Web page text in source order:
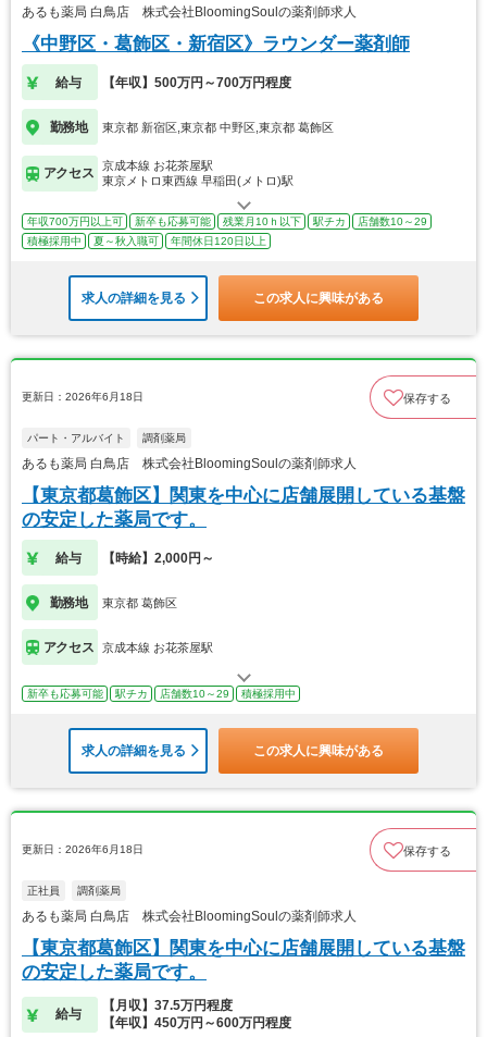
あるも薬局 白鳥店 株式会社BloomingSoulの薬剤師求人
《中野区・葛飾区・新宿区》ラウンダー薬剤師
給与 【年収】500万円～700万円程度
勤務地 東京都 新宿区,東京都 中野区,東京都 葛飾区
アクセス
京成本線 お花茶屋駅
東京メトロ東西線 早稲田(メトロ)駅
年収700万円以上可 新卒も応募可能 残業月10ｈ以下 駅チカ
店舗数10～29
積極採用中
夏～秋入職可 年間休日120日以上
求人の詳細を見る この求人に興味がある
更新日：2026年6月18日 保存する
パート・アルバイト 調剤薬局
あるも薬局 白鳥店 株式会社BloomingSoulの薬剤師求人
【東京都葛飾区】関東を中心に店舗展開している基盤
の安定した薬局です。
給与 【時給】2,000円～
勤務地 東京都 葛飾区
アクセス 京成本線 お花茶屋駅
新卒も応募可能 駅チカ 店舗数10～29 積極採用中
求人の詳細を見る この求人に興味がある
更新日：2026年6月18日 保存する
正社員 調剤薬局
あるも薬局 白鳥店 株式会社BloomingSoulの薬剤師求人
【東京都葛飾区】関東を中心に店舗展開している基盤
の安定した薬局です。
給与
【月収】37.5万円程度
【年収】450万円～600万円程度